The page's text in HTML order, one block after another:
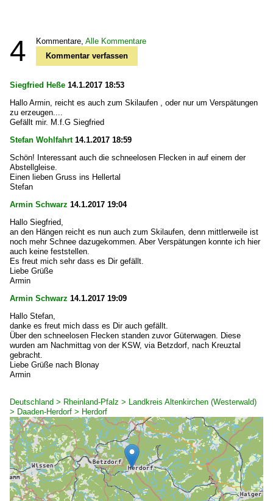
4 Kommentare, Alle Kommentare
Kommentar verfassen
Siegfried Heße 14.1.2017 18:53
Hallo Armin, reicht es auch zum Skilaufen , oder nur um Verspätungen
zu erzeugen....
Gefällt mir. M.f.G Siegfried
Stefan Wohlfahrt14.1.2017 18:59
Schön! Interessant auch die schneelosen Flecken in auf einem der
Abstellgleise.
Einen lieben Gruss ins Hellertal
Stefan
Armin Schwarz 14.1.2017 19:04
Hallo Siegfried,
an den Hängen reicht es nun auch zum Skilaufen, denn mittlerweile ist
noch mehr Schnee dazugekommen. Aber Verspätungen konnte ich hier
auch keine feststellen.
Es freut mich sehr dass es Dir gefällt.
Liebe Grüße
Armin
Armin Schwarz 14.1.2017 19:09
Hallo Stefan,
danke es freut mich dass es Dir auch gefällt.
Über den schneelosen Flecken standen zuvor Güterwagen. Diese
wurden am Nachmittag von der KSW, via Betzdorf, nach Kreuztal
gebracht.
Liebe Grüße nach Blonay
Armin
Deutschland > Rheinland-Pfalz > Landkreis Altenkirchen (Westerwald)
> Daaden-Herdorf > Herdorf